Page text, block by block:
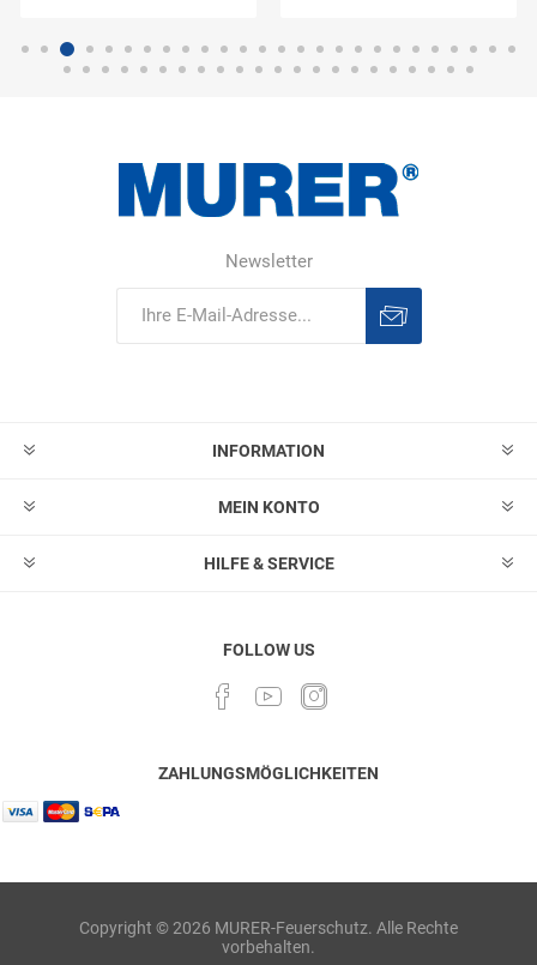
Newsletter
INFORMATION
MEIN KONTO
HILFE & SERVICE
FOLLOW US
ZAHLUNGSMÖGLICHKEITEN
Copyright © 2026 MURER-Feuerschutz. Alle Rechte
vorbehalten.